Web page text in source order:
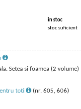
in stoc
stoc suficient
Setea si foamea (2 volume)
toti
(nr. 605, 606)